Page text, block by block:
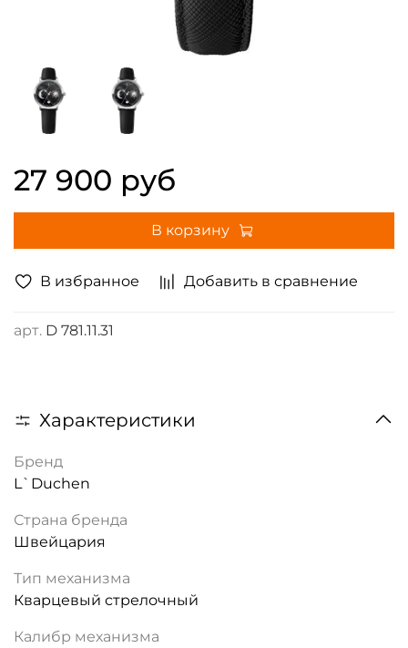
В избранное Добавить в сравнение
арт. D 781.11.31
27 900 руб
В корзину
Характеристики
Бренд
L`Duchen
Страна бренда
Швейцария
Тип механизма
Кварцевый стрелочный
Калибр механизма